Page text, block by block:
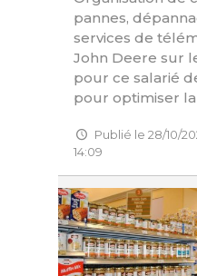
pannes,
services de
John Deere sur
pour ce salarié
pour optimiser
Publié le 28/10/
14:09